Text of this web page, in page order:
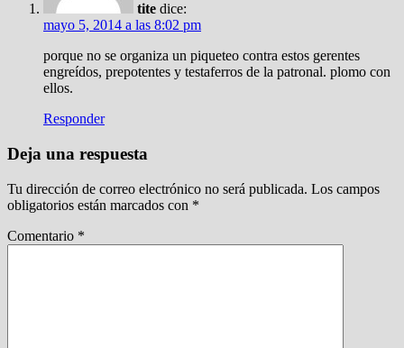
tite dice:
mayo 5, 2014 a las 8:02 pm
porque no se organiza un piqueteo contra estos gerentes
engreídos, prepotentes y testaferros de la patronal. plomo con
ellos.
Responder
Deja una respuesta
Tu dirección de correo electrónico no será publicada. Los campos
obligatorios están marcados con *
Comentario *